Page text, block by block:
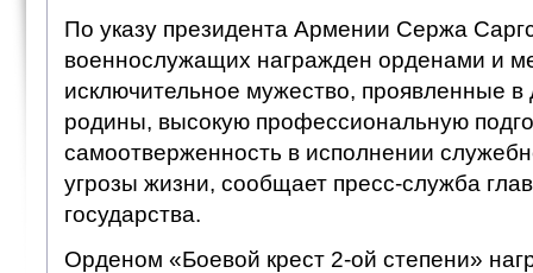
По указу президента Армении Сержа
военнослужащих награжден орденами и
исключительное мужество, проявленные
родины, высокую профессиональную
самоотверженность в исполнении
угрозы жизни, сообщает пресс-служба
государства.
Орденом «Боевой крест 2-ой степени»